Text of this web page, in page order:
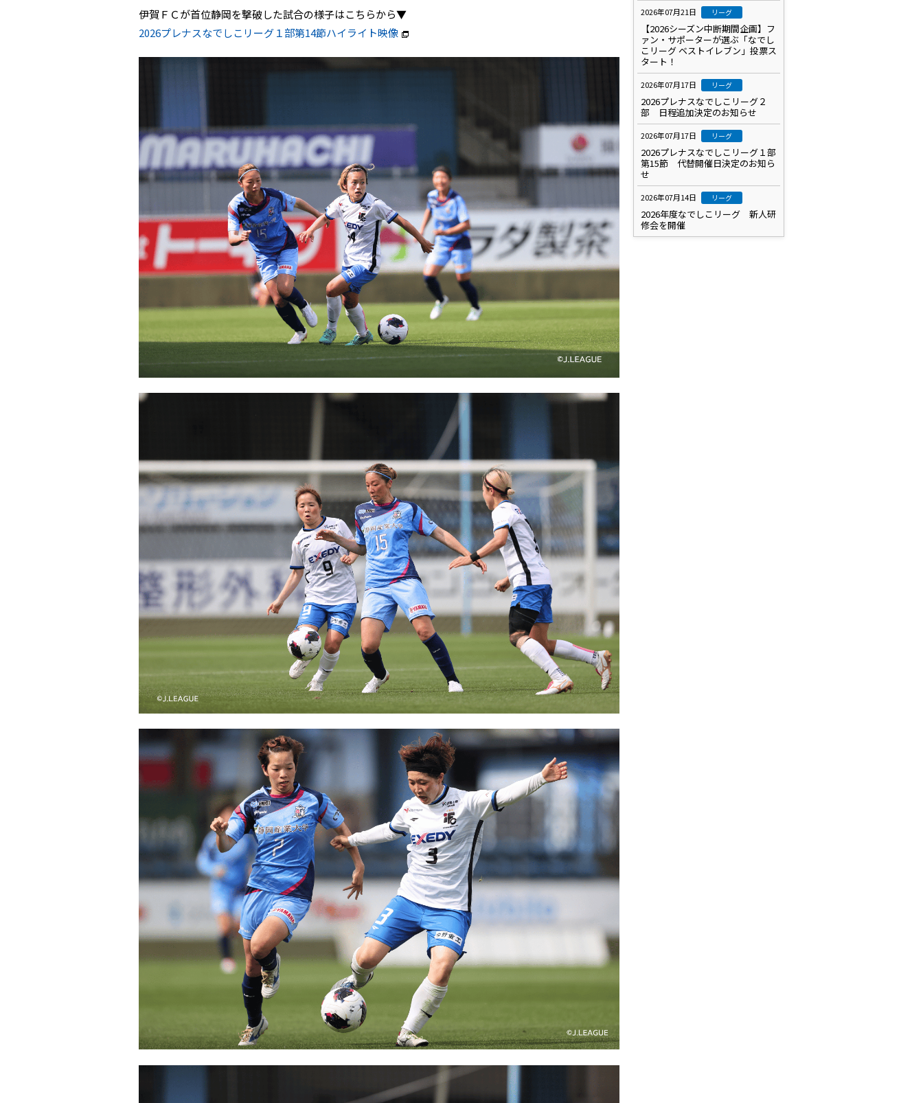
伊賀ＦＣが首位静岡を撃破した試合の様子はこちらから▼
2026プレナスなでしこリーグ１部第14節ハイライト映像
2026年07月21日 リーグ
【2026シーズン中断期間企画】フ
ァン・サポーターが選ぶ「なでし
こリーグ ベストイレブン」投票ス
タート！
2026年07月17日 リーグ
2026プレナスなでしこリーグ２
部 日程追加決定のお知らせ
2026年07月17日 リーグ
2026プレナスなでしこリーグ１部
第15節 代替開催日決定のお知ら
せ
2026年07月14日 リーグ
2026年度なでしこリーグ 新人研
修会を開催